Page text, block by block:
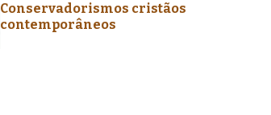
Conservadorismos cristãos
contemporâneos